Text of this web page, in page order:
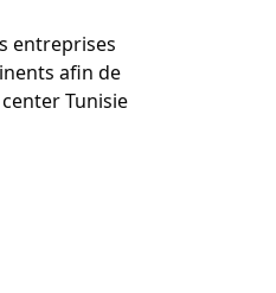
entreprises
afin de
Tunisie